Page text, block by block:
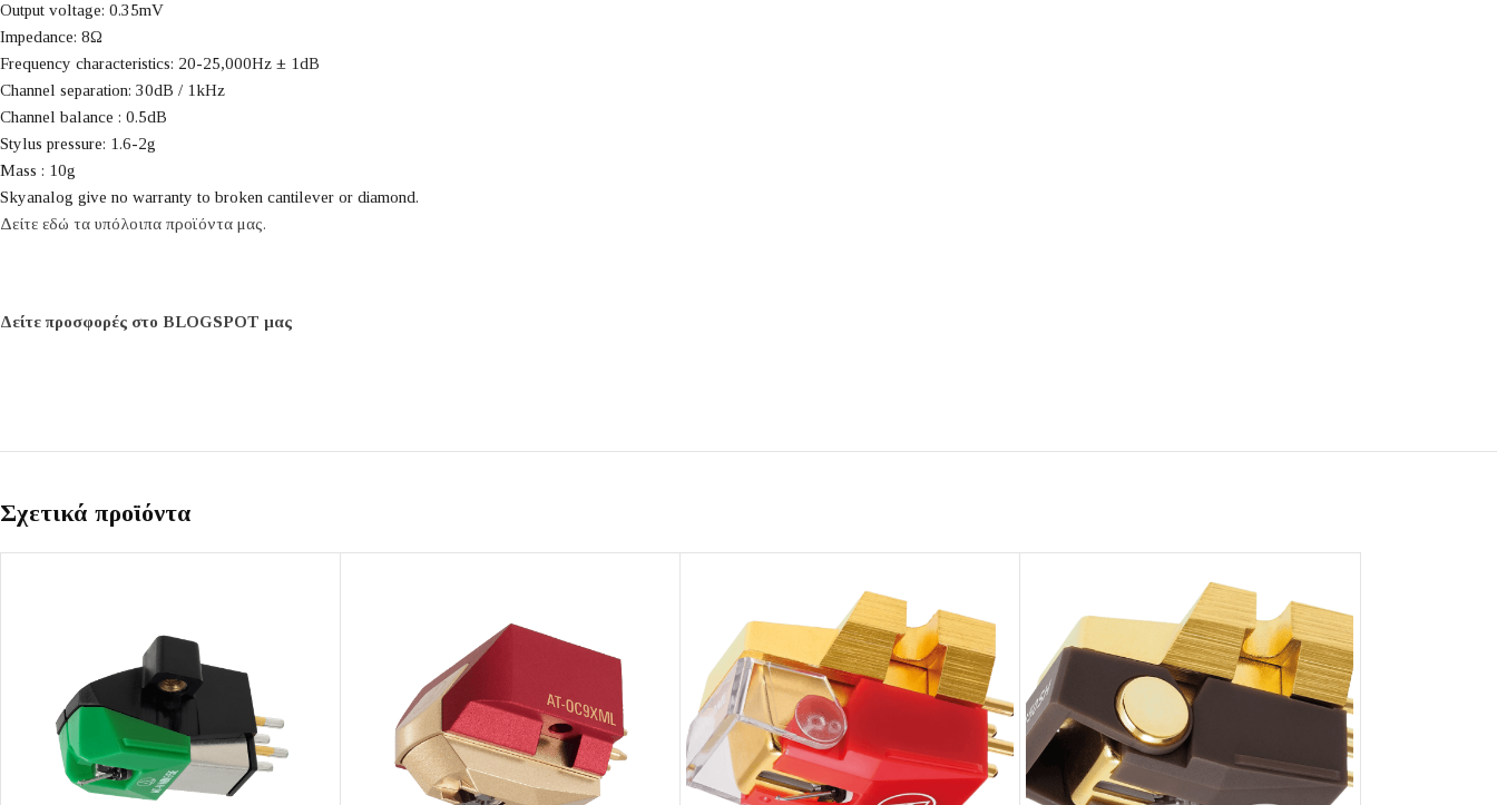
Output voltage: 0.35mV
Impedance: 8Ω
Frequency characteristics: 20-25,000Hz ± 1dB
Channel separation: 30dB / 1kHz
Channel balance : 0.5dB
Stylus pressure: 1.6-2g
Mass : 10g
Skyanalog give no warranty to broken cantilever or diamond.
Δείτε εδώ τα υπόλοιπα προϊόντα μας.
Δείτε προσφορές στο BLOGSPOT μας
Σχετικά προϊόντα